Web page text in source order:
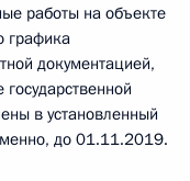
работы на объекте
графика
документацией,
в установленный
до 01.11.2019.